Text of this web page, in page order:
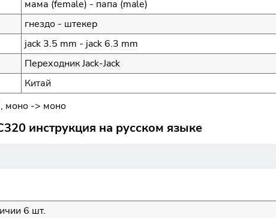
мама (female) - папа (male)
гнездо - штекер
jack 3.5 mm - jack 6.3 mm
Переходник Jack-Jack
Китай
моно -> моно
инструкция на русском языке
6 шт.